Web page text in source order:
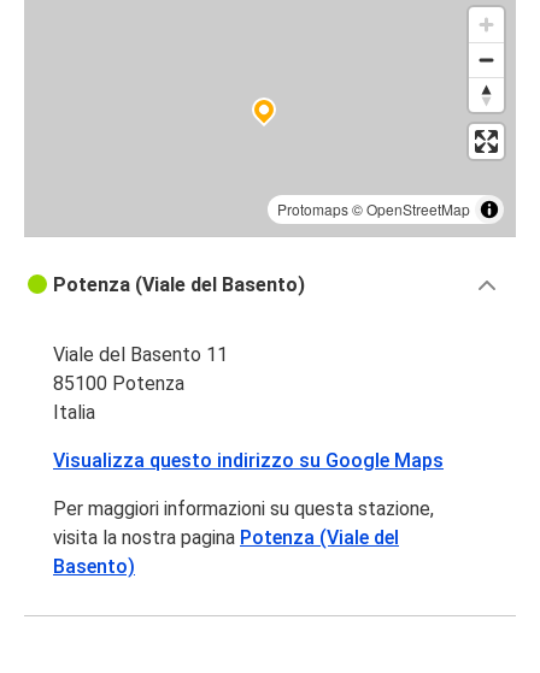
Protomaps©OpenStreetMap
Potenza (Viale del Basento)
Viale del Basento 11
85100 Potenza
Italia
Visualizza questo indirizzo su Google Maps
Per maggiori informazioni su questa stazione,
visita la nostra pagina Potenza (Viale del
Basento)